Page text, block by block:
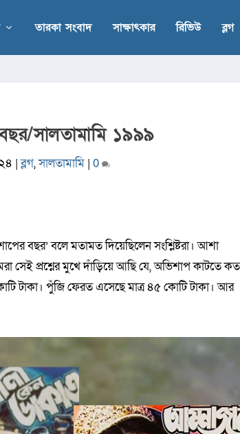
তারকা সংবাদ সাক্ষাৎকার রিভিউ ব্লগ
সালতামামি ১৯৯৯
|ব্লগ,সালতামামি |0
বছর’ বলে মতামত দিয়েছিলেন সংশ্লিষ্টরা। আশা
সেই প্রশ্নের মুখে দাঁড়িয়ে আছি যে, অভিশাপ কাটতে কত
টাকা। পুঁজি ফেরত এসেছে মাত্র ৪৫ কোটি টাকা। আর